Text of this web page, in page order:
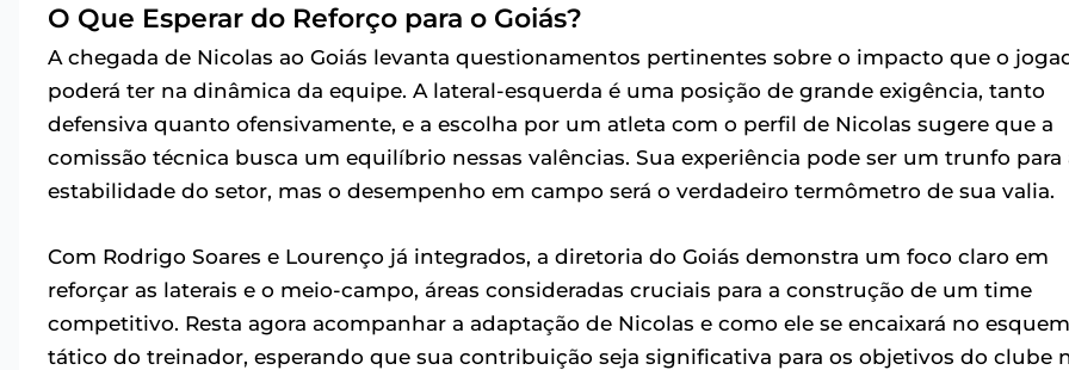
O Que Esperar do Reforço para o Goiás?
A chegada de Nicolas ao Goiás levanta questionamentos pertinentes sobre o impacto que o
poderá ter na dinâmica da equipe. A lateral-esquerda é uma posição de grande exigência, tanto
defensiva quanto ofensivamente, e a escolha por um atleta com o perfil de Nicolas sugere que a
comissão técnica busca um equilíbrio nessas valências. Sua experiência pode ser um trunfo para
estabilidade do setor, mas o desempenho em campo será o verdadeiro termômetro de sua valia.
Com Rodrigo Soares e Lourenço já integrados, a diretoria do Goiás demonstra um foco claro em
reforçar as laterais e o meio-campo, áreas consideradas cruciais para a construção de um time
competitivo. Resta agora acompanhar a adaptação de Nicolas e como ele se encaixará no
tático do treinador, esperando que sua contribuição seja significativa para os objetivos do clube